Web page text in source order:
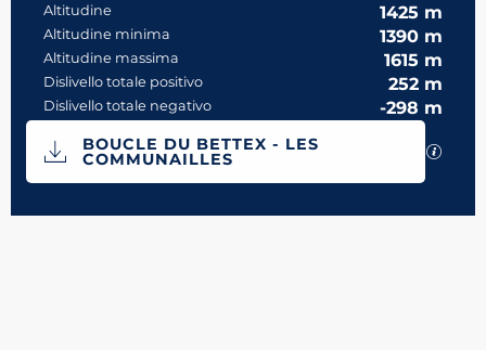
Altitudine 1425 m
Altitudine minima 1390 m
Altitudine massima 1615 m
Dislivello totale positivo 252 m
Dislivello totale negativo -298 m
Documentazione
BOUCLE DU BETTEX - LES
COMMUNAILLES I file